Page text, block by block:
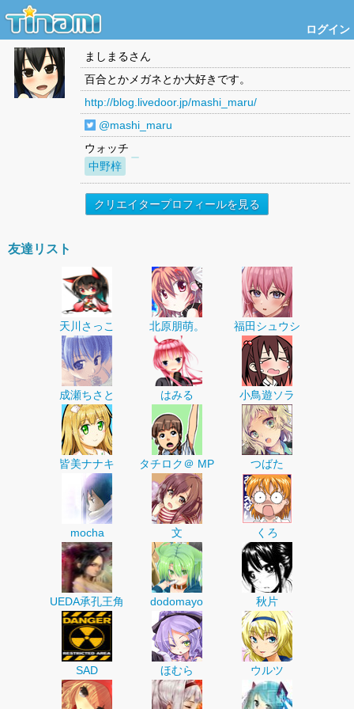
ログイン
ましまるさん
百合とかメガネとか大好きです。
http://blog.livedoor.jp/mashi_maru/
@mashi_maru
ウォッチ
中野梓
クリエイタープロフィールを見る
友達リスト
天川さっこ 北原朋萌。 福田シュウシ
成瀬ちさと はみる 小鳥遊ソラ
皆美ナナキ タチロク＠ MP つばた
mocha 文 くろ
UEDA承孔王角 dodomayo 秋片
SAD ほむら ウルツ